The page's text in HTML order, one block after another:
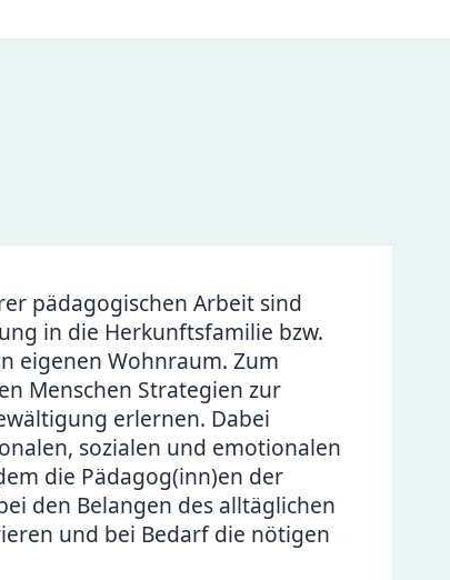
pädagogischen Arbeit sind
in die Herkunftsfamilie bzw.
eigenen Wohnraum. Zum
Menschen Strategien zur
erlernen. Dabei
sozialen und emotionalen
die Pädagog(inn)en der
den Belangen des alltäglichen
und bei Bedarf die nötigen